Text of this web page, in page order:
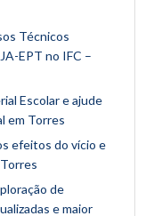
Técnicos
EPT no IFC –
Escolar e ajude
em Torres
efeitos do vício e
de
e maior